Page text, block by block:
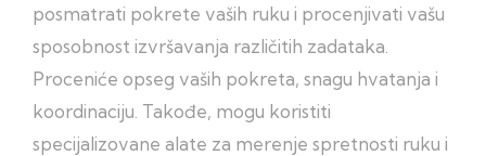
posmatrati pokrete vaših ruku i procenjivati vašu
sposobnost izvršavanja različitih zadataka.
Proceniće opseg vaših pokreta, snagu hvatanja i
koordinaciju. Takođe, mogu koristiti
specijalizovane alate za merenje spretnosti ruku i